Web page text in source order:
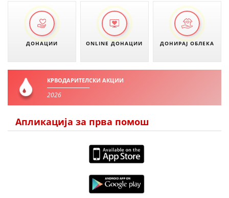
ДОНАЦИИ ONLINE ДОНАЦИИ ДОНИРАЈ ОБЛЕКА
КРВОДАРИТЕЛСКИ АКЦИИ
2026
Апликација за прва помош